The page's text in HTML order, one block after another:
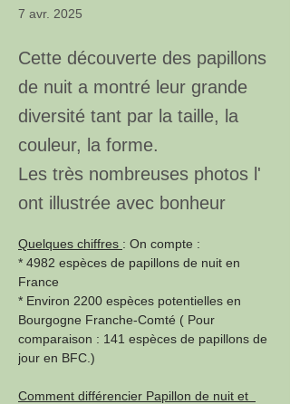
7 avr. 2025
Cette découverte des papillons
de nuit a montré leur grande
diversité tant par la taille, la
couleur, la forme.
Les très nombreuses photos l'
ont illustrée avec bonheur
Quelques chiffres : On compte :
* 4982 espèces de papillons de nuit en
France
* Environ 2200 espèces potentielles en
Bourgogne Franche-Comté ( Pour
comparaison : 141 espèces de papillons de
jour en BFC.)
Comment différencier Papillon de nuit et